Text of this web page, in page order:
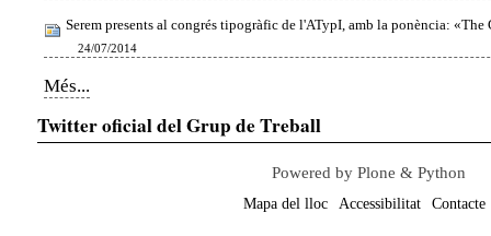
Serem presents al congrés tipogràfic de l'ATypI, amb la ponència: «The
24/07/2014
Notícies
-
Més...
Twitter oficial del Grup de Treball
Powered by Plone & Python
Mapa del lloc Accessibilitat Contacte